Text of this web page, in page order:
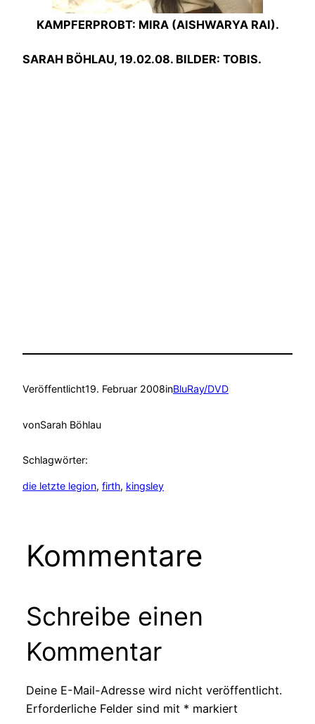
KAMPFERPROBT: MIRA (AISHWARYA RAI).
SARAH BÖHLAU, 19.02.08. BILDER: TOBIS.
Veröffentlicht19. Februar 2008inBluRay/DVD
vonSarah Böhlau
Schlagwörter:
die letzte legion, firth, kingsley
Kommentare
Schreibe einen
Kommentar
Deine E-Mail-Adresse wird nicht veröffentlicht.
Erforderliche Felder sind mit * markiert